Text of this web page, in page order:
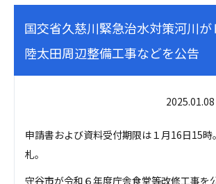
国交省久慈川緊急治水対策河川
陸太田周辺整備工事などを公告
2025.01.08
申請書および資料受付期限は１月16日15
札。
守谷市が令和６年度庁舎食堂等改修工事を